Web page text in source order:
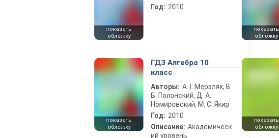
показать
обложку
Год: 2010
показать
обложку
показать
обложку
ГДЗ Алгебра 10
класс
Авторы: А. Г. Мерзляк, В.
Б. Полонский, Д. А.
Номировский, М. С. Якир
Год: 2010
Описание: Академическ
ий уровень
показать
обложку